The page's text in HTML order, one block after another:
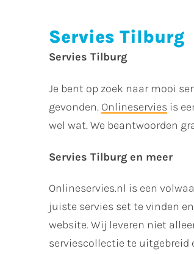
Servies Tilburg
Servies Tilburg
Je bent op zoek naar mooi
gevonden. Onlineservies is
wel wat. We beantwoorden
Servies Tilburg en meer
Onlineservies.nl is een
juiste servies set te vinden
website. Wij leveren niet
serviescollectie te